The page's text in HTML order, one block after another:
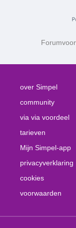
over Simpel
community
via via voordeel
tarieven
Mijn Simpel-app
privacyverklaring
cookies
voorwaarden